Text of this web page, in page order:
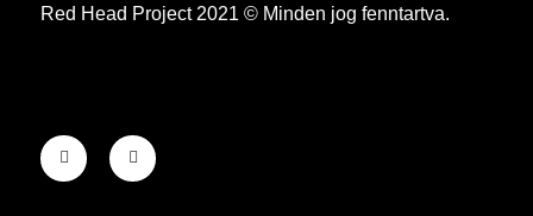
Red Head Project 2021 © Minden jog fenntartva.